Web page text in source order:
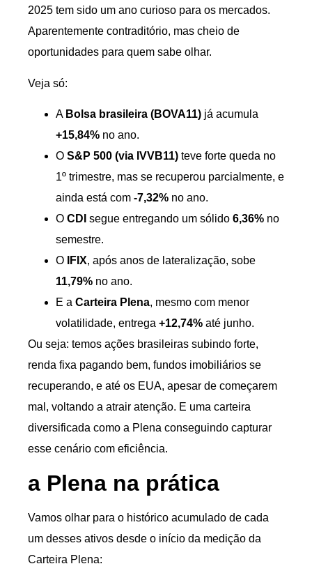
2025 tem sido um ano curioso para os mercados.
Aparentemente contraditório, mas cheio de
oportunidades para quem sabe olhar.
Veja só:
A Bolsa brasileira (BOVA11) já acumula
+15,84% no ano.
O S&P 500 (via IVVB11) teve forte queda no
1º trimestre, mas se recuperou parcialmente, e
ainda está com -7,32% no ano.
O CDI segue entregando um sólido 6,36% no
semestre.
O
IFIX, após anos de lateralização, sobe
11,79% no ano.
E a Carteira Plena, mesmo com menor
volatilidade, entrega +12,74% até junho.
Ou seja: temos ações brasileiras subindo forte,
renda fixa pagando bem, fundos imobiliários se
recuperando, e até os EUA, apesar de começarem
mal, voltando a atrair atenção. E uma carteira
diversificada como a Plena conseguindo capturar
esse cenário com eficiência.
a Plena na prática
Vamos olhar para o histórico acumulado de cada
um desses ativos desde o início da medição da
Carteira Plena: